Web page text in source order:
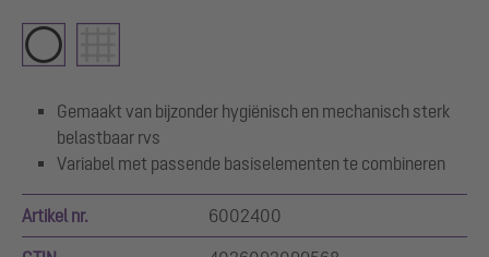
Gemaakt van bijzonder hygiënisch en mechanisch sterk
belastbaar rvs
Variabel met passende basiselementen te combineren
Artikel nr. 6002400